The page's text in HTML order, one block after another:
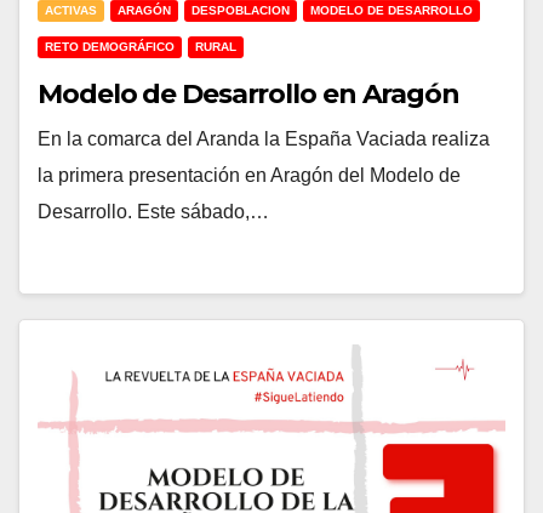
ACTIVAS ARAGÓN DESPOBLACION MODELO DE DESARROLLO
RETO DEMOGRÁFICO RURAL
Modelo de Desarrollo en Aragón
En la comarca del Aranda la España Vaciada realiza
la primera presentación en Aragón del Modelo de
Desarrollo. Este sábado,…